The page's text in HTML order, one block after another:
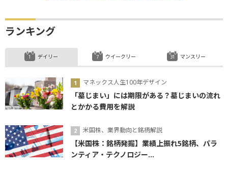
ランキング
デイリー
マネックス人生100年デザイン
「墓じまい」には期限がある？墓じまいの流れ
とかかる費用を解説
米国株、業界動向と銘柄解説
【米国株：銘柄発掘】業績上振れ5銘柄、パラ
ンティア・テクノロジー...
ウイークリー マンスリー